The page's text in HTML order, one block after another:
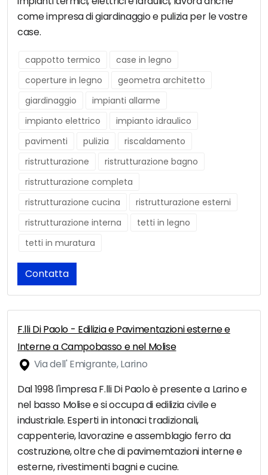
come impresa di giardinaggio e pulizia per le vostre
case.
cappotto termico
case in legno
coperture in legno
geometra architetto
giardinaggio
impianti allarme
impianto elettrico
impianto idraulico
pavimenti
pulizia
riscaldamento
ristrutturazione
ristrutturazione bagno
ristrutturazione completa
ristrutturazione cucina
ristrutturazione esterni
ristrutturazione interna
tetti in legno
tetti in muratura
Contatta
F.lli Di Paolo - Edilizia e Pavimentazioni esterne e
Interne a Campobasso e nel Molise
Via dell' Emigrante, Larino
Dal 1998 l'impresa F.lli Di Paolo è presente a Larino e
nel basso Molise e si occupa di edilizia civile e
industriale. Esperti in intonaci tradizionali,
cappenterie, lavorazine e assemblagio ferro da
costruzione, oltre che di pavimemtazioni interne e
esterne, rivestimenti bagni e cucine.